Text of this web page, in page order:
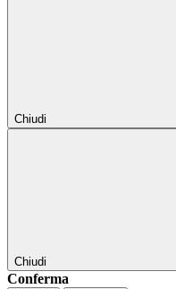
Chiudi
Chiudi
Conferma